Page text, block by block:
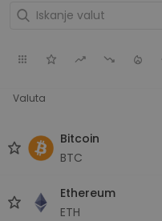
Valuta
Bitcoin
BTC
Ethereum
ETH